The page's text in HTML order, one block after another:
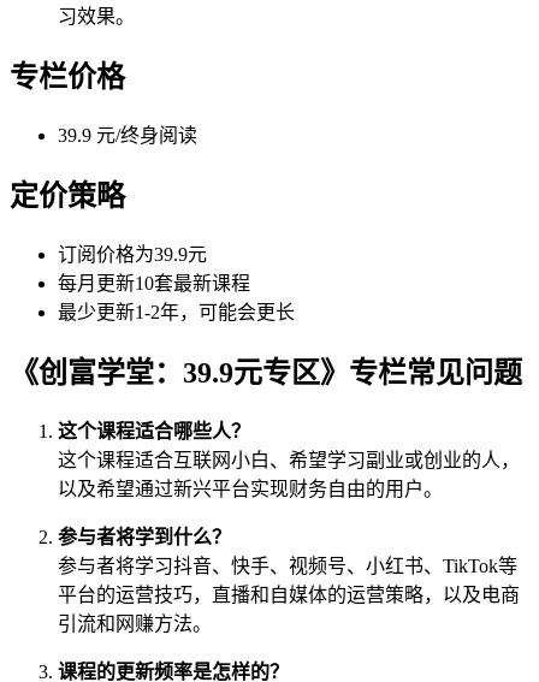
习效果。
专栏价格
39.9 元/终身阅读
定价策略
订阅价格为39.9元
每月更新10套最新课程
最少更新1-2年，可能会更长
《创富学堂：39.9元专区》专栏常见问题
这个课程适合哪些人？
这个课程适合互联网小白、希望学习副业或创业的人，
以及希望通过新兴平台实现财务自由的用户。
参与者将学到什么？
参与者将学习抖音、快手、视频号、小红书、TikTok等
平台的运营技巧，直播和自媒体的运营策略，以及电商
引流和网赚方法。
课程的更新频率是怎样的？